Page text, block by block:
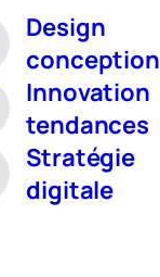
Design
conception
Innovation
tendances
Stratégie
digitale